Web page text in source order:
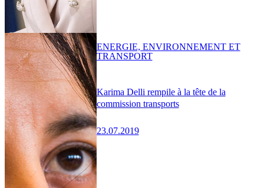
Karima Delli rempile à la tête de la
commission transports
23.07.2019
ENERGIE, ENVIRONNEMENT ET
TRANSPORT